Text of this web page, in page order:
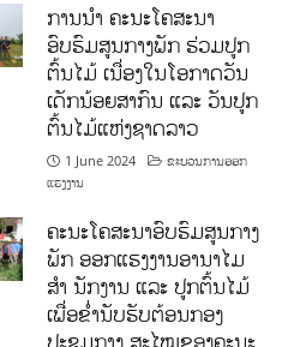
ການນໍາ ຄະນະໂຄສະນາ
ອົບຮົມສູນກາງພັກ ຮ່ວມປູກ
ຕົ້ນໄມ້ ເນື່ອງໃນໂອກາດວັນ
ເດັກນ້ອຍສາກົນ ແລະ ວັນປູກ
ຕົ້ນໄມ້ແຫ່ງຊາດລາວ
1 June 2024
ຂະບວນການອອກ
ແຮງງານ
ຄະນະໂຄສະນາອົບຮົມສູນກາງ
ພັກ ອອກແຮງງານອານາໄມ
ສໍາ ນັກງານ ແລະ ປູກຕົ້ນໄມ້
ເພື່ອຂໍ່ານັບຮັບຕ້ອນກອງ
ປະຊຸມກາງ ສະໄໝຂອງຄະນະ